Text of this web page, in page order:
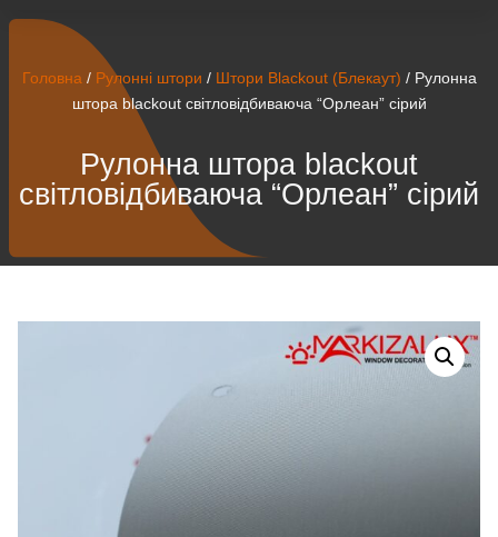
Головна/ Рулонні штори / Штори Blackout (Блекаут) / Рулонна
штора blackout світловідбиваюча “Орлеан” сірий
Рулонна штора blackout
світловідбиваюча “Орлеан” сірий